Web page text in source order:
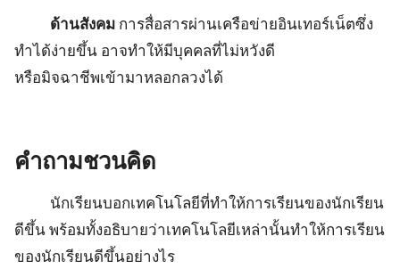
ด้านสังคม การสื่อสารผ่านเครือข่ายอินเทอร์เน็ตซึ่ง
ทำได้ง่ายขึ้น อาจทำให้มีบุคคลที่ไม่หวังดี
หรือมิจฉาชีพเข้ามาหลอกลวงได้
คำถามชวนคิด
นักเรียนบอกเทคโนโลยีที่ทำให้การเรียนของนักเรียน
ดีขึ้น พร้อมทั้งอธิบายว่าเทคโนโลยีเหล่านั้นทำให้การเรียน
ของนักเรียนดีขึ้นอย่างไร